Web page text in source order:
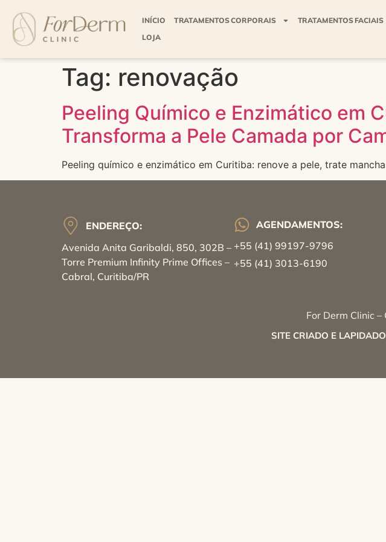
INÍCIO TRATAMENTOS CORPORAIS TRATAMENTOS FACIAIS
LOJA
Tag: renovação
Peeling Químico e Enzimático em
Transforma a Pele Camada por
Peeling químico e enzimático em Curitiba: renove a pele, trate
ENDEREÇO:
Avenida Anita Garibaldi, 850, 302B –
Torre Premium Infinity Prime Offices –
Cabral, Curitiba/PR
AGENDAMENTOS:
+55 (41) 99197-9796
+55 (41) 3013-6190
For Derm Clinic
SITE CRIADO E